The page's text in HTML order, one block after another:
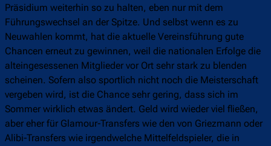
Präsidium weiterhin so zu halten, eben nur mit dem
Führungswechsel an der Spitze. Und selbst wenn es zu
Neuwahlen kommt, hat die aktuelle Vereinsführung gute
Chancen erneut zu gewinnen, weil die nationalen Erfolge die
alteingesessenen Mitglieder vor Ort sehr stark zu blenden
scheinen. Sofern also sportlich nicht noch die Meisterschaft
vergeben wird, ist die Chance sehr gering, dass sich im
Sommer wirklich etwas ändert. Geld wird wieder viel fließen,
aber eher für Glamour-Transfers wie den von Griezmann oder
Alibi-Transfers wie irgendwelche Mittelfeldspieler, die in